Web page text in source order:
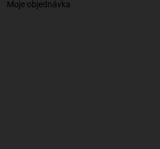
Moje objednávka